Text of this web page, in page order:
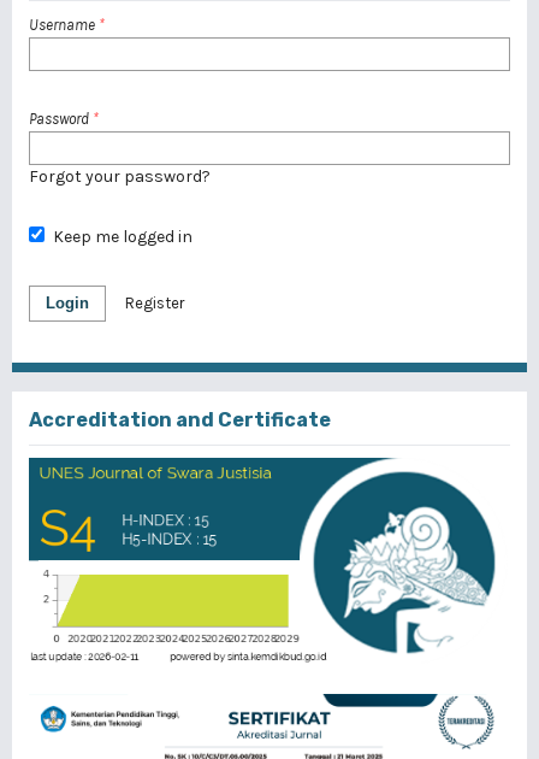
Username *
Password *
Forgot your password?
Keep me logged in
Login Register
Accreditation and Certificate